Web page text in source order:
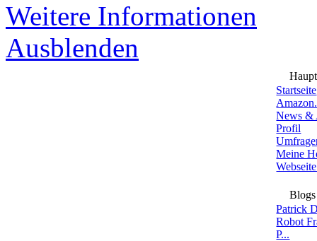
Weitere Informationen
Ausblenden
Startseite
News &
Profil
Meine
Blogs
Patrick
Robot
P...